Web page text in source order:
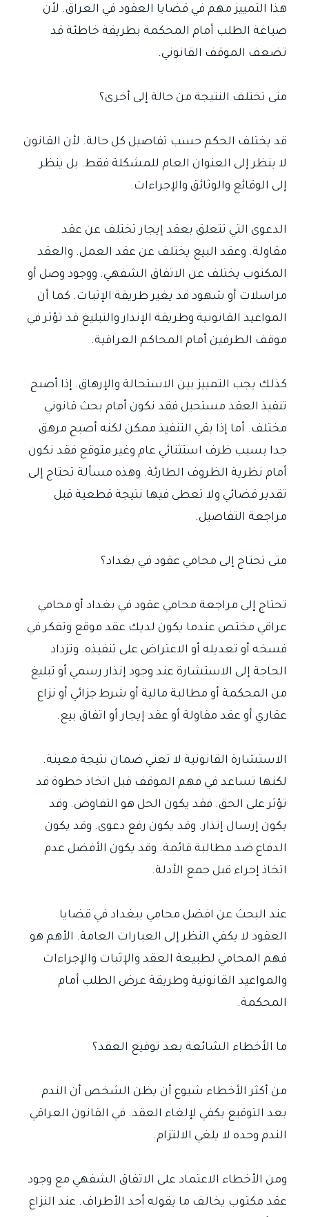
هذا التمييز مهم في قضايا العقود في العراق. لأن
صياغة الطلب أمام المحكمة بطريقة خاطئة قد
تضعف الموقف القانوني.
متى تختلف النتيجة من حالة إلى أخرى؟
قد يختلف الحكم حسب تفاصيل كل حالة. لأن القانون
لا ينظر إلى العنوان العام للمشكلة فقط. بل ينظر
إلى الوقائع والوثائق والإجراءات.
الدعوى التي تتعلق بعقد إيجار تختلف عن عقد
مقاولة. وعقد البيع يختلف عن عقد العمل. والعقد
المكتوب يختلف عن الاتفاق الشفهي. ووجود وصل أو
مراسلات أو شهود قد يغير طريقة الإثبات. كما أن
المواعيد القانونية وطريقة الإنذار والتبليغ قد تؤثر في
موقف الطرفين أمام المحاكم العراقية.
كذلك يجب التمييز بين الاستحالة والإرهاق. إذا أصبح
تنفيذ العقد مستحيل فقد نكون أمام بحث قانوني
مختلف. أما إذا بقي التنفيذ ممكن لكنه أصبح مرهق
جدا بسبب ظرف استثنائي عام وغير متوقع فقد نكون
أمام نظرية الظروف الطارئة. وهذه مسألة تحتاج إلى
تقدير قضائي ولا تعطى فيها نتيجة قطعية قبل
مراجعة التفاصيل.
متى تحتاج إلى محامي عقود في بغداد؟
تحتاج إلى مراجعة محامي عقود في بغداد أو محامي
عراقي مختص عندما يكون لديك عقد موقع وتفكر في
فسخه أو تعديله أو الاعتراض على تنفيذه. وتزداد
الحاجة إلى الاستشارة عند وجود إنذار رسمي أو تبليغ
من المحكمة أو مطالبة مالية أو شرط جزائي أو نزاع
عقاري أو عقد مقاولة أو عقد إيجار أو اتفاق بيع.
الاستشارة القانونية لا تعني ضمان نتيجة معينة.
لكنها تساعد في فهم الموقف قبل اتخاذ خطوة قد
تؤثر على الحق. فقد يكون الحل هو التفاوض. وقد
يكون إرسال إنذار. وقد يكون رفع دعوى. وقد يكون
الدفاع ضد مطالبة قائمة. وقد يكون الأفضل عدم
اتخاذ إجراء قبل جمع الأدلة.
عند البحث عن افضل محامي ببغداد في قضايا
العقود لا يكفي النظر إلى العبارات العامة. الأهم هو
فهم المحامي لطبيعة العقد والإثبات والإجراءات
والمواعيد القانونية وطريقة عرض الطلب أمام
المحكمة.
ما الأخطاء الشائعة بعد توقيع العقد؟
من أكثر الأخطاء شيوع أن يظن الشخص أن الندم
بعد التوقيع يكفي لإلغاء العقد. في القانون العراقي
الندم وحده لا يلغي الالتزام.
ومن الأخطاء الاعتماد على الاتفاق الشفهي مع وجود
عقد مكتوب يخالف ما يقوله أحد الأطراف. عند النزاع